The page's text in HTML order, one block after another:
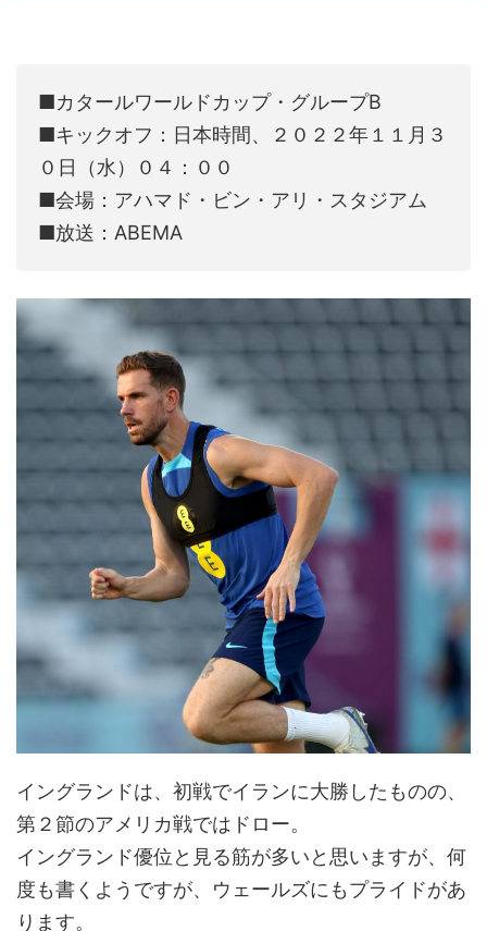
■カタールワールドカップ・グループB
■キックオフ：日本時間、２０２２年１１月３
０日（水）０４：００
■会場：アハマド・ビン・アリ・スタジアム
■放送：ABEMA
イングランドは、初戦でイランに大勝したものの、
第２節のアメリカ戦ではドロー。
イングランド優位と見る筋が多いと思いますが、何
度も書くようですが、ウェールズにもプライドがあ
ります。